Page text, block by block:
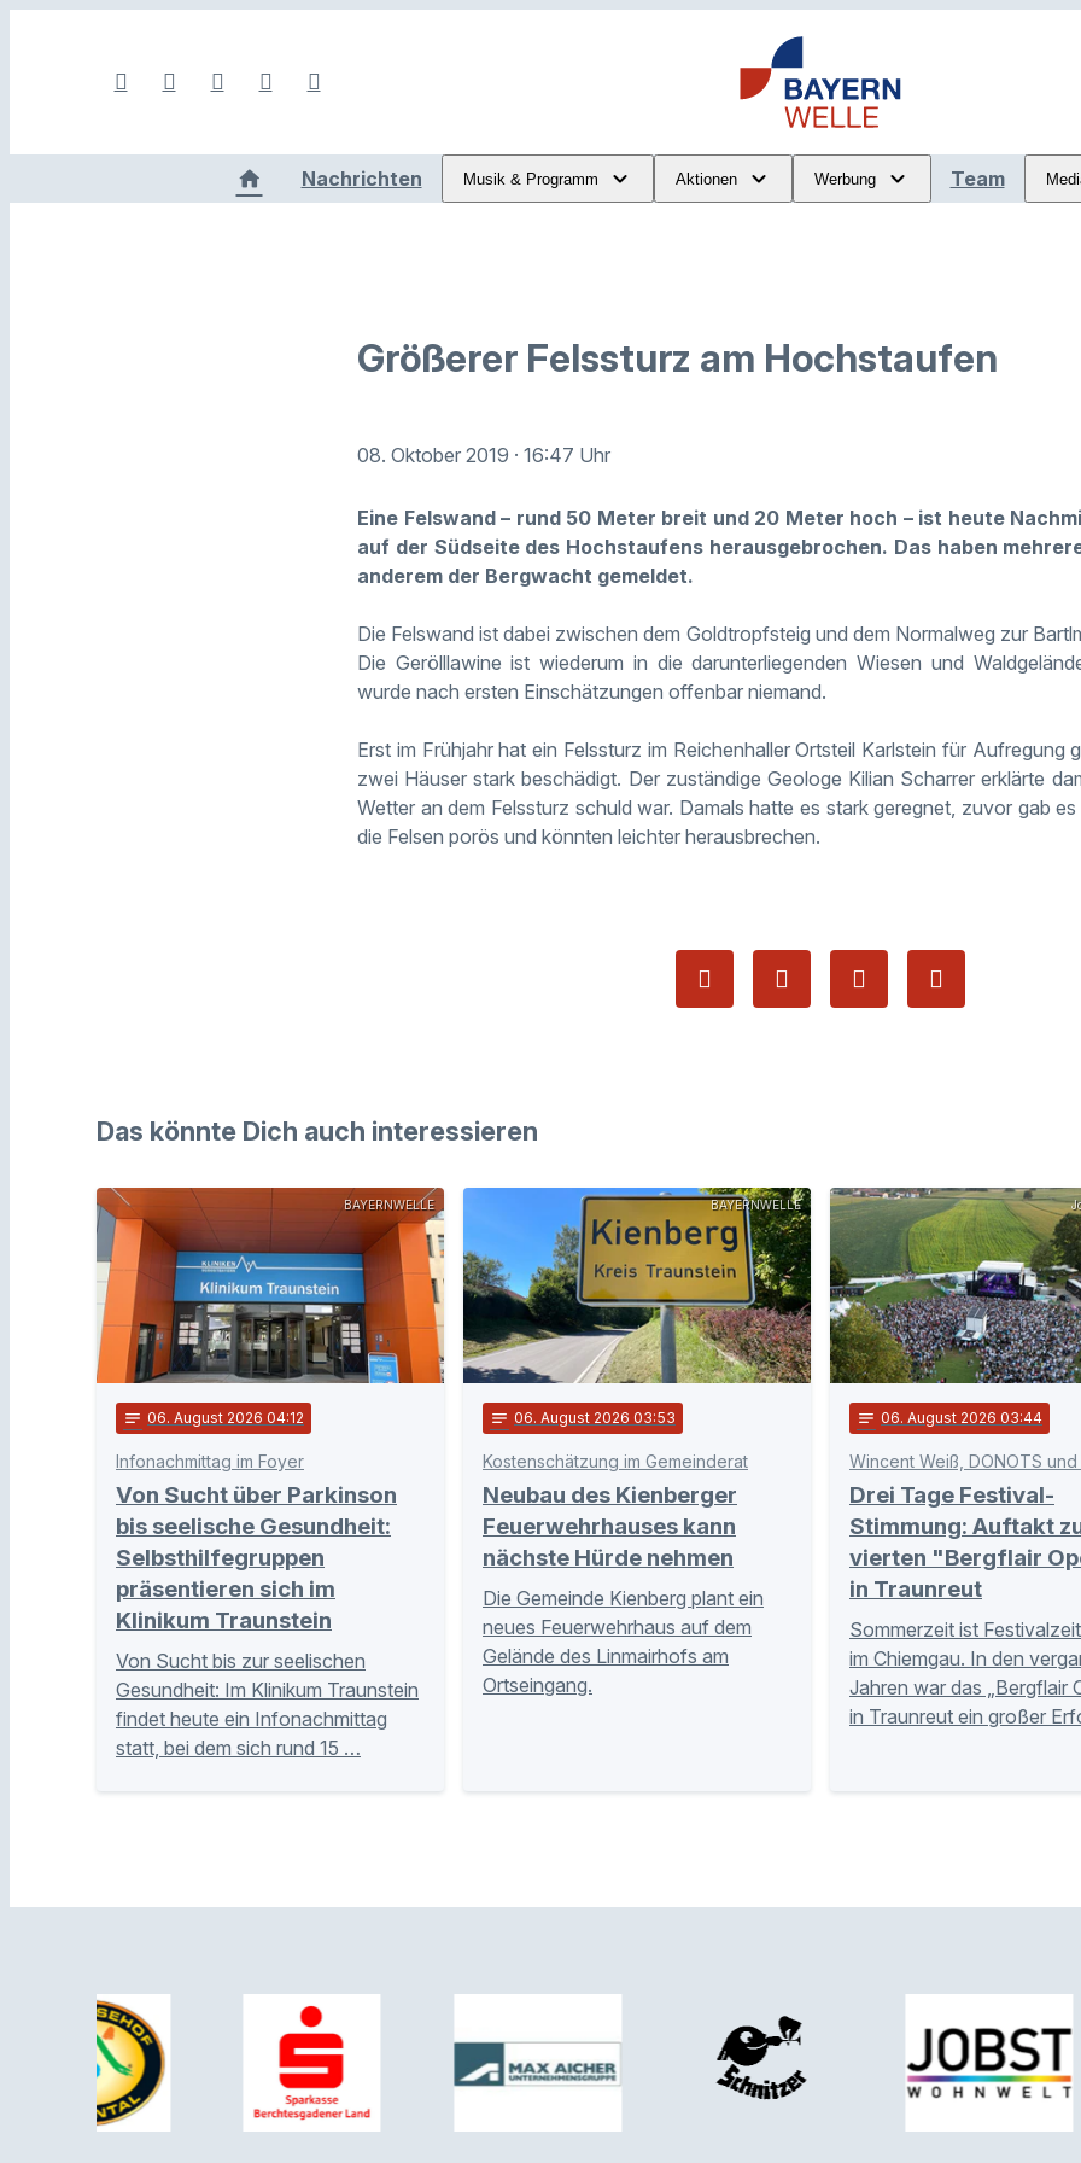
Nachrichten Musik & Programm Aktionen Werbung Team
Größerer Felssturz am Hochstaufen
08. Oktober 2019 · 16:47 Uhr
Eine Felswand – rund 50 Meter breit und 20 Meter hoch – ist heute
auf der Südseite des Hochstaufens herausgebrochen. Das haben
anderem der Bergwacht gemeldet.
Die Felswand ist dabei zwischen dem Goldtropfsteig und dem Normalweg zur
Die Gerölllawine ist wiederum in die darunterliegenden Wiesen und
wurde nach ersten Einschätzungen offenbar niemand.
Erst im Frühjahr hat ein Felssturz im Reichenhaller Ortsteil Karlstein für Aufregung
zwei Häuser stark beschädigt. Der zuständige Geologe Kilian Scharrer erklärte
Wetter an dem Felssturz schuld war. Damals hatte es stark geregnet, zuvor gab
die Felsen porös und könnten leichter herausbrechen.
Das könnte Dich auch interessieren
BAYERNWELLE
notes 06. August 2026 04:12
Infonachmittag im Foyer
Von Sucht über Parkinson
bis seelische Gesundheit:
Selbsthilfegruppen
präsentieren sich im
Klinikum Traunstein
Von Sucht bis zur seelischen
Gesundheit: Im Klinikum Traunstein
findet heute ein Infonachmittag
statt, bei dem sich rund 15 …
BAYERNWELLE
notes 06. August 2026 03:53
Kostenschätzung im Gemeinderat
Neubau des Kienberger
Feuerwehrhauses kann
nächste Hürde nehmen
Die Gemeinde Kienberg plant ein
neues Feuerwehrhaus auf dem
Gelände des Linmairhofs am
Ortseingang.
notes 06. August 2026 03:44
Wincent Weiß, DONOTS
Drei Tage Festival-
Stimmung: Auftakt
vierten "Bergflair
in Traunreut
Sommerzeit ist
im Chiemgau. In den
Jahren war das „Bergflair
in Traunreut ein großer